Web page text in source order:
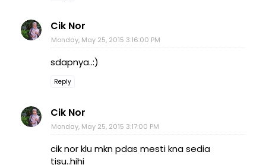
Cik Nor
Monday, May 25, 2015 3:16:00 PM
sdapnya..:)
Reply
Cik Nor
Monday, May 25, 2015 3:17:00 PM
cik nor klu mkn pdas mesti kna sedia
tisu..hihi